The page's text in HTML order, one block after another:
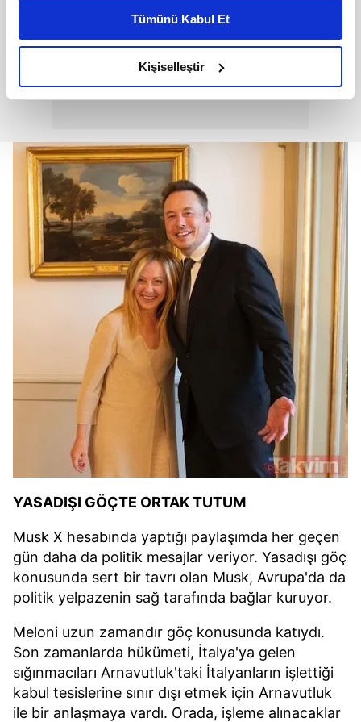
daha iyi reklam deneyimi yaşatabiliriz. Bunu yaparken
amacımızın size daha iyi bir reklam deneyimi sunmak
olduğunu ve sizlere en iyi içerikleri sunabilmek adına
elimizden gelen çabayı gösterdiğimizi ve bu noktada,
reklamların maliyetlerimizi karşılamak noktasında tek gelir
Her halükârda, kullanıcılar, bu çerezlere izin vermedikleri
takdirde, kullanıcılara hedefli reklamlar
gösterilmeyecektir."
Sizlere daha iyi bir hizmet sunabilmek için İnternet
Sitemizde kendimize ve üçüncü kişilere ait çerezler
kullanılmaktadır. Bu çerezler vasıtasıyla çeşitli kişisel
verileriniz işlenmekte olup gerekli olan çerezler bilgi
toplumu hizmetlerinin sunulması amacıyla
kullanılmaktadır. Diğer çerezler, sitemizin daha işlevsel
kılınması ve kişiselleştirilmesi ve sizlere yönelik
reklam/pazarlama faaliyetlerinin yapılması, amaçlarıyla
sınırlı olarak açık rızanız dahilinde kullanılacaktır.
Çerezlere ilişkin tercihlerinizi aşağıda yer alan panel
vasıtasıyla belirleyebilirsiniz. Çerezlere ilişkin detaylı bilgi
için Ayarlar butonuna tıklayabilir,
Çerez Bilgilendirme
ziyaret edebilirsiniz.
6698 sayılı Kişisel Verilerin Korunması Kanunu uyarınca
hazırlanmış Aydınlatma Metnimizi okumak ve sitemizde
ilgili mevzuata uygun olarak kullanılan çerezlerle ilgili bilgi
almak için lütfen
tıklayınız
Tümünü Kabul Et
Kişiselleştir
YASADIŞI GÖÇTE ORTAK TUTUM
Musk X hesabında yaptığı paylaşımda her geçen
gün daha da politik mesajlar veriyor. Yasadışı göç
konusunda sert bir tavrı olan Musk, Avrupa'da da
politik yelpazenin sağ tarafında bağlar kuruyor.
Meloni uzun zamandır göç konusunda katıydı.
Son zamanlarda hükümeti, İtalya'ya gelen
sığınmacıları Arnavutluk'taki İtalyanların işlettiği
kabul tesislerine sınır dışı etmek için Arnavutluk
ile bir anlaşmaya vardı. Orada, işleme alınacaklar